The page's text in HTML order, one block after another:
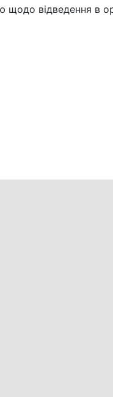
щодо відведення в